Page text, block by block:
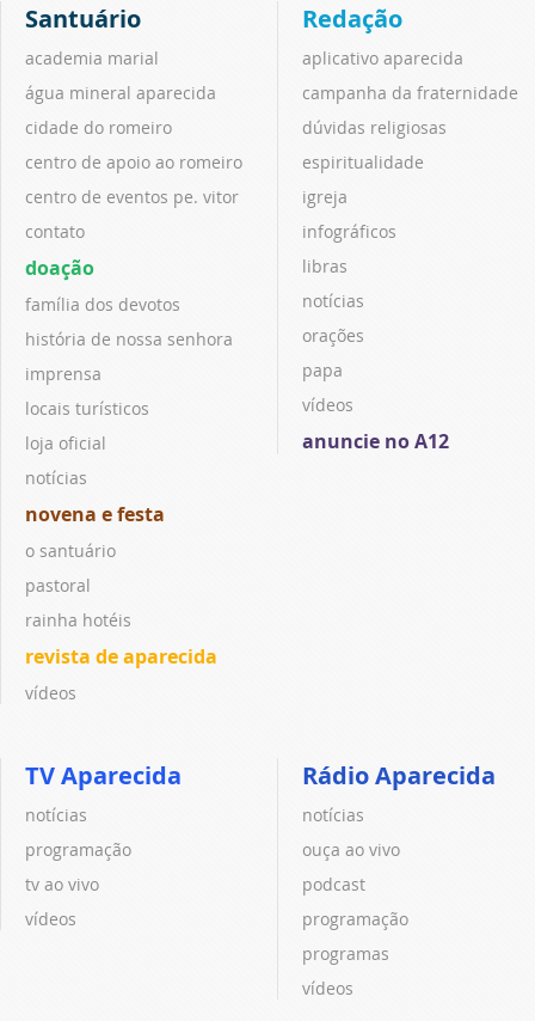
Santuário
academia marial
água mineral aparecida
cidade do romeiro
centro de apoio ao romeiro
centro de eventos pe. vitor
contato
doação
família dos devotos
história de nossa senhora
imprensa
locais turísticos
loja oficial
notícias
novena e festa
o santuário
pastoral
rainha hotéis
revista de aparecida
vídeos
Redação
aplicativo aparecida
campanha da fraternidade
dúvidas religiosas
espiritualidade
igreja
infográficos
libras
notícias
orações
papa
vídeos
anuncie no A12
TV Aparecida
notícias
programação
tv ao vivo
vídeos
Rádio Aparecida
notícias
ouça ao vivo
podcast
programação
programas
vídeos